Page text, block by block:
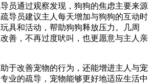
员通过观察发现，狗狗的焦虑主要来源
导员建议主人每天增加与狗狗的互动时
具和活动，帮助狗狗释放压力。几周
善，不再过度吠叫，也更愿意与主人亲
于改善宠物的行为，还能增进主人与宠
业的疏导，宠物能够更好地适应生活中